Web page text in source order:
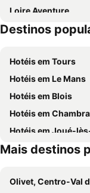
Hotel Les Hautes
Le Gite Des
Hotel Restaurant
Loire Aventure
De Valmer
Donjon de
Blois-Le Breuil
Cathédrale Saint-
Destinos
Hotéis em Tours
Hotéis em Le Mans
Hotéis em Blois
Hotéis em Chambray-
Hotéis em Joué-
Mais destinos
Olivet, Centro-Val de